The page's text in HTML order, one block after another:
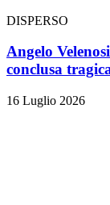
DISPERSO
Angelo
conclusa
16 Luglio 2026